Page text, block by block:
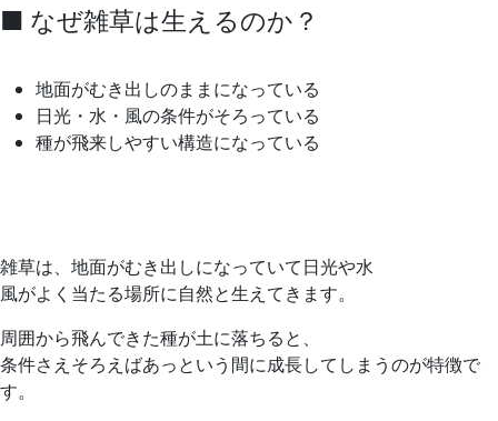
■ なぜ雑草は生えるのか？
地面がむき出しのままになっている
日光・水・風の条件がそろっている
種が飛来しやすい構造になっている
雑草は、地面がむき出しになっていて日光や水
風がよく当たる場所に自然と生えてきます。
周囲から飛んできた種が土に落ちると、
条件さえそろえばあっという間に成長してしまうのが特徴で
す。